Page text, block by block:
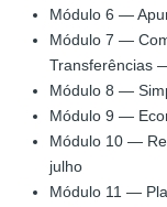
Módulo 6 —
Módulo 7 —
Transferências
Módulo 8 —
Módulo 9 —
Módulo 10 —
julho
Módulo 11 —